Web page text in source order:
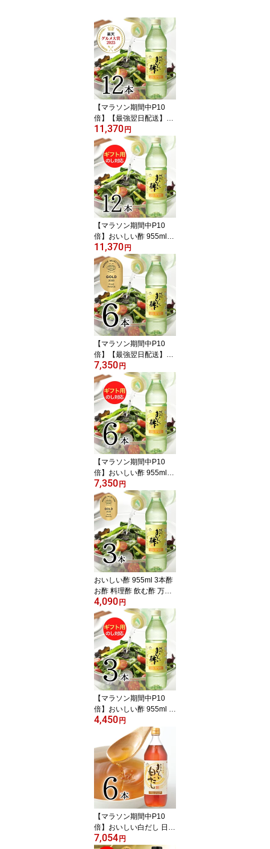
【マラソン期間中P10
倍】【最強翌日配送】お
いしい酢 955ml 12本レ
シピブック 1冊 プレゼン
ト 酢 お酢 料理酢 飲むお
酢 まとめ買い おいしい
お酢 万能酢 果実酢 健康
業務用 調味料 万能調味
料 フルーツ酢 みかん果
実 料理
11,370 円
【マラソン期間中P10
倍】おいしい酢 955ml×1
2本 レシピブック 1冊 プ
レゼントギフト用 酢 お
酢 世代を超えて愛され
る、 ロングセラー のお
酢 飲む酢 飲むお酢 美味
しい酢 調味料 みかん果
実酢 ギフト ギフトセッ
ト 内祝い お歳暮
11,370 円
【マラソン期間中P10
倍】【最強翌日配送】お
いしい酢 955ml 6本酢 お
酢 料理酢 飲む酢 万能調
味料 万能酢 果実酢 健康
おいしいお酢 飲むお酢
健康酢 美味しい酢 みか
ん酢 みかん果実酢 調味
料 漬け物 まろやか 料理
酢のもの
7,350 円
【マラソン期間中P10
倍】おいしい酢 955ml×6
本 ギフトセット 酢 お酢
料理酢 飲む酢 万能調味
料 果実酢 おいしいお酢
みかん酢 みかん果実酢
簡易ギフト包装 世代を超
えて愛される、 ロングセ
ラー のお酢 包装 熨斗対
応
7,350 円
おいしい酢 955ml 3本酢
お酢 料理酢 飲む酢 万能
調味料 万能酢 果実酢 健
康 おいしいお酢 飲むお
酢 健康酢 美味しい酢 み
かん酢 みかん果実酢 調
味料 漬け物 まろやか 料
理 酢のもの ランキング1
位 モンド金賞 漬物 ドレ
ッシング
4,090 円
【マラソン期間中P10
倍】おいしい酢 955ml 3
本 ギフト用ギフトセット
酢 お酢 御中元 包装 熨斗
メッセージ対応 世代を超
えて愛される、 ロングセ
ラー のお酢 飲む酢 健康
酢 料理酢 果実酢 飲むお
酢 万能酢 美味しい酢 調
味料 漬物
4,450 円
【マラソン期間中P10
倍】おいしい白だし 日本
自然発酵 900ml×6本 白
7,054 円